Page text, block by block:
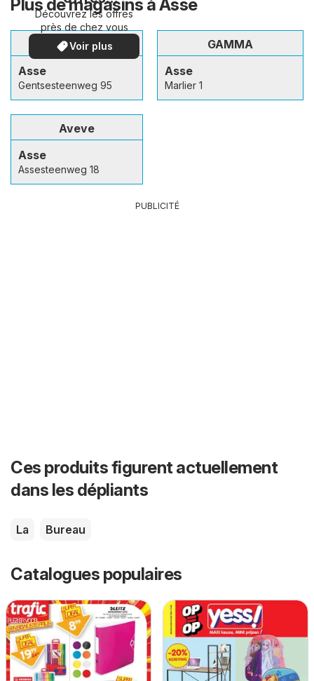
spéciales
Découvrez les offres
près de chez vous
Voir plus
Plus de magasins à Asse
Action
Asse
Gentsesteenweg 95
GAMMA
Asse
Marlier 1
Aveve
Asse
Assesteenweg 18
PUBLICITÉ
Ces produits figurent actuellement
dans les dépliants
La Bureau
Catalogues populaires